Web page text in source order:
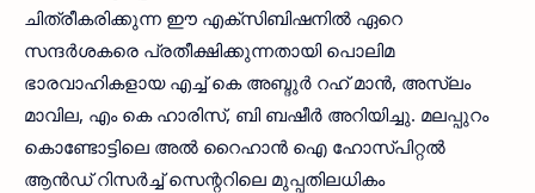
ചിത്രീകരിക്കുന്ന ഈ എക്‌സിബിഷനില്‍ ഏറെ
സന്ദര്‍ശകരെ പ്രതീക്ഷിക്കുന്നതായി പൊലിമ
ഭാരവാഹികളായ എച്ച് കെ അബ്ദുര്‍ റഹ് മാന്‍, അസ്ലം
മാവില, എം കെ ഹാരിസ്, ബി ബഷീര്‍ അറിയിച്ചു. മലപ്പുറം
കൊണ്ടോട്ടിലെ അല്‍ റൈഹാന്‍ ഐ ഹോസ്പിറ്റല്‍
ആന്‍ഡ് റിസര്‍ച്ച് സെന്ററിലെ മുപ്പതിലധികം